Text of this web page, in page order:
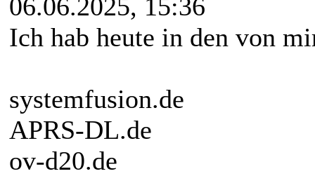
06.06.2025, 15:36
Ich hab heute in den von
systemfusion.de
APRS-DL.de
ov-d20.de